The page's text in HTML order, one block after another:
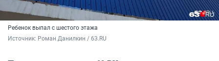
Ребенок выпал с шестого этажа
Источник: Роман Данилкин / 63.RU